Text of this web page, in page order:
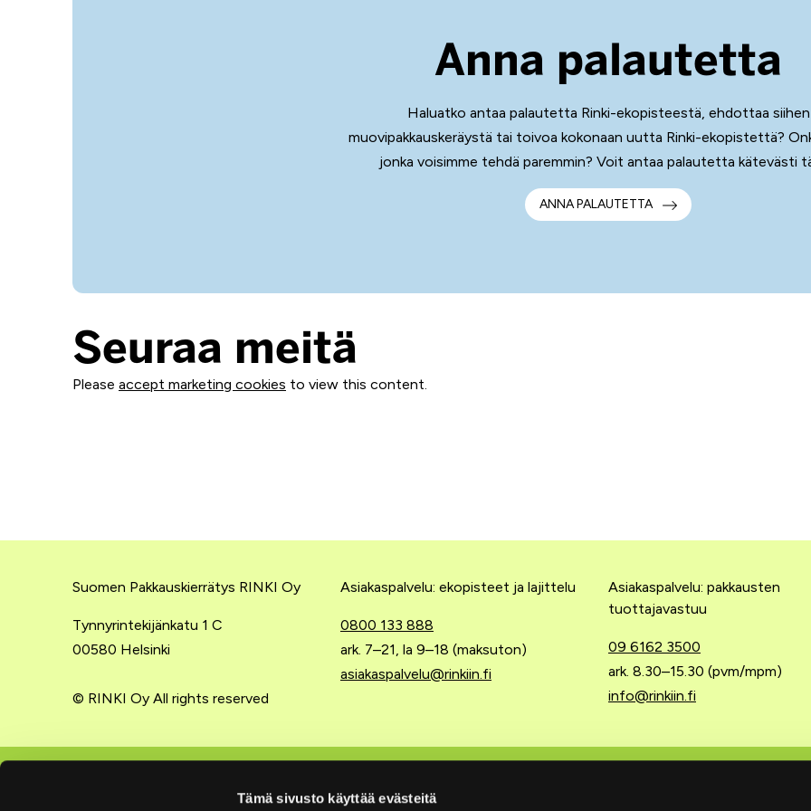
Tämä sivusto käyttää evästeitä
Anna palautetta
Haluatko antaa palautetta Rinki-ekopisteestä, ehdottaa siihen
muovipakkauskeräystä tai toivoa kokonaan uutta Rinki-ekopistettä?
jonka voisimme tehdä paremmin? Voit antaa palautetta kätevästi
ANNA PALAUTETTA
Seuraa meitä
Please accept marketing cookies to view this content.
Suomen Pakkauskierrätys RINKI Oy
Tynnyrintekijänkatu 1 C
00580 Helsinki
© RINKI Oy All rights reserved
Asiakaspalvelu: ekopisteet ja lajittelu
0800 133 888
ark. 7–21, la 9–18 (maksuton)
asiakaspalvelu@rinkiin.fi
Asiakaspalvelu: pakkausten
tuottajavastuu
09 6162 3500
ark. 8.30–15.30 (pvm/mpm)
info@rinkiin.fi
Yritysten tuottajavastuu